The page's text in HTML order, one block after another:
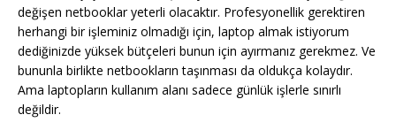
değişen netbooklar yeterli olacaktır. Profesyonellik gerektiren
herhangi bir işleminiz olmadığı için, laptop almak istiyorum
dediğinizde yüksek bütçeleri bunun için ayırmanız gerekmez. Ve
bununla birlikte netbookların taşınması da oldukça kolaydır.
Ama laptopların kullanım alanı sadece günlük işlerle sınırlı
değildir.